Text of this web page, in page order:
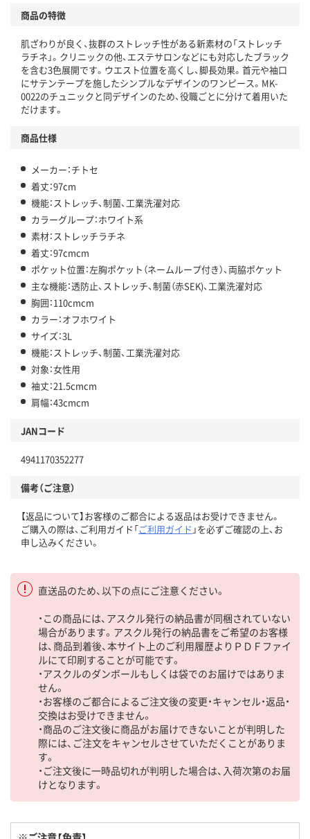
商品の特徴
肌ざわりが良く、抜群のストレッチ性がある新素材の「ストレッチ
ラチネ」。クリニックの他、エステサロンなどにも対応したブラック
を含む3色展開です。ウエスト位置を高くし、脚長効果。首元や袖口
にサテンテープを施したシンプルなデザインのワンピース。MK-
0022のチュニックと同デザインのため、役職ごとに分けて着用いた
だけます。
商品仕様
メーカー：チトセ
着丈：97cm
機能：ストレッチ、制菌、工業洗濯対応
カラーグループ：ホワイト系
素材：ストレッチラチネ
着丈：97cmcm
ポケット位置：左胸ポケット（ネームループ付き）、両脇ポケット
主な機能：透防止、ストレッチ、制菌（赤SEK)、工業洗濯対応
胸囲：110cmcm
カラー：オフホワイト
サイズ：3L
機能：ストレッチ、制菌、工業洗濯対応
対象：女性用
袖丈：21.5cmcm
肩幅：43cmcm
JANコード
4941170352277
備考（ご注意）
【返品について】お客様のご都合による返品はお受けできません。
ご購入の際は、ご利用ガイド「ご利用ガイド 」を必ずご確認の上、お
申し込みください。
直送品のため、以下の点にご注意ください。
・この商品には、アスクル発行の納品書が同梱されていない
場合があります。アスクル発行の納品書をご希望のお客様
は、商品到着後、本サイト上のご利用履歴よりＰＤＦファイ
ルにて印刷することが可能です。
・アスクルのダンボールもしくは袋でのお届けではありま
せん。
・お客様のご都合によるご注文後の変更・キャンセル・返品・
交換はお受けできません。
・商品のご注文後に商品がお届けできないことが判明した
際には、ご注文をキャンセルさせていただくことがありま
す。
・ご注文後に一時品切れが判明した場合は、入荷次第のお届
けとなります。